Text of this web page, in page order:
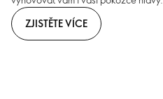
ZJISTĚTE VÍCE